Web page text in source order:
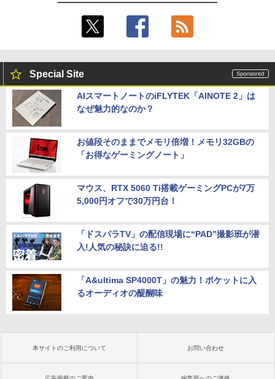
Special Site
AIスマートノートのiFLYTEK「AINOTE 2」は
なぜ魅力的なのか？
お値段そのままでメモリ倍増！メモリ32GBの
「お得なゲーミングノート」
マウス、RTX 5060 Ti搭載ゲーミングPCが7万
5,000円オフで30万円台！
「ドスパラTV」の配信現場に“PAD”撮影班が潜
入!人気の秘訣に迫る!!
「A&ultima SP4000T」の魅力！ポケットに入
るオーディオの醍醐味
本サイトのご利用について お問い合わせ